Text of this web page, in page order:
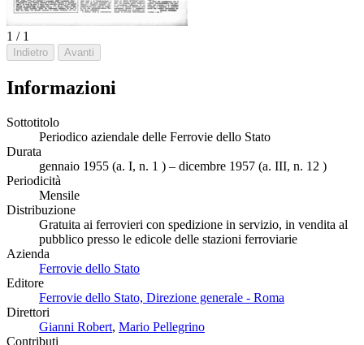
1 / 1
Indietro Avanti
Informazioni
Sottotitolo
Periodico aziendale delle Ferrovie dello Stato
Durata
gennaio 1955 (a. I, n. 1 ) – dicembre 1957 (a. III, n. 12 )
Periodicità
Mensile
Distribuzione
Gratuita ai ferrovieri con spedizione in servizio, in vendita al
pubblico presso le edicole delle stazioni ferroviarie
Azienda
Ferrovie dello Stato
Editore
Ferrovie dello Stato, Direzione generale - Roma
Direttori
Gianni Robert, Mario Pellegrino
Contributi